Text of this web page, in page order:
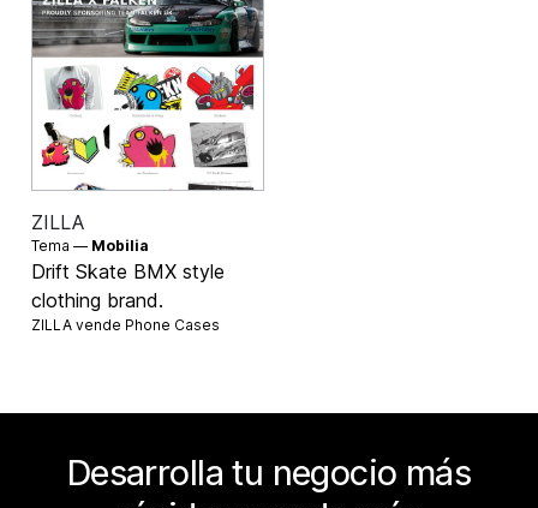
ZILLA
Tema — Mobilia
Drift Skate BMX style
clothing brand.
ZILLA vende Phone Cases
Desarrolla tu negocio más